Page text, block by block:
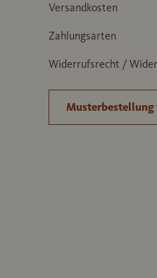
Versandkosten
Zahlungsarten
Widerrufsrecht /